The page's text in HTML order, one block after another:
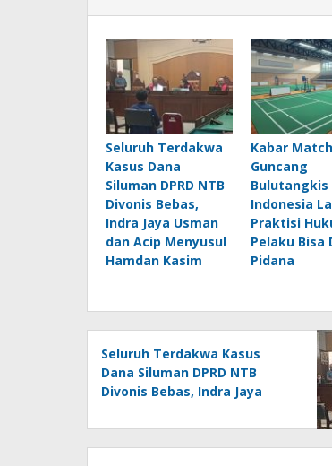
Seluruh Terdakwa
Kasus Dana
Siluman DPRD NTB
Divonis Bebas,
Indra Jaya Usman
dan Acip Menyusul
Hamdan Kasim
Kabar
Guncang
Bulutangkis
Indonesia
Praktisi
Pelaku Bisa
Pidana
Seluruh Terdakwa Kasus
Dana Siluman DPRD NTB
Divonis Bebas, Indra Jaya
Hamdan Kasim